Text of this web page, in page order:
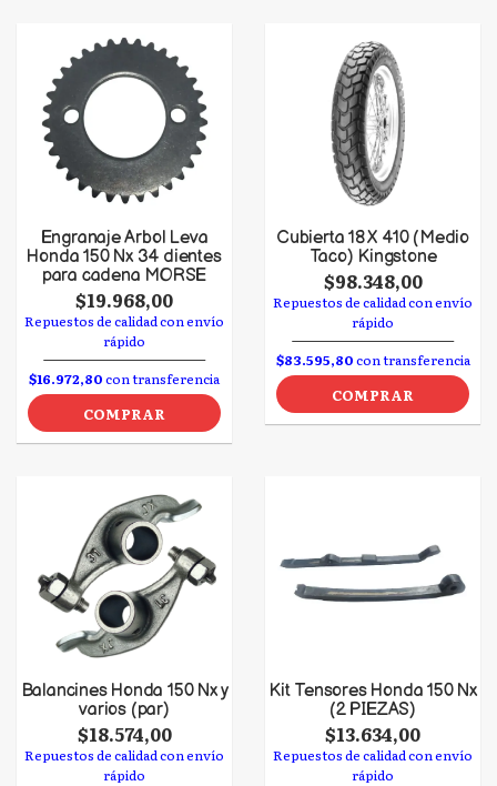
Engranaje Arbol Leva
Honda 150 Nx 34 dientes
para cadena MORSE
$19.968,00
Repuestos de calidad con envío
rápido
$16.972,80con transferencia
COMPRAR
Cubierta 18 X 410 (Medio
Taco) Kingstone
$98.348,00
Repuestos de calidad con envío
rápido
$83.595,80con transferencia
COMPRAR
Balancines Honda 150 Nx y
varios (par)
$18.574,00
Repuestos de calidad con envío
rápido
Kit Tensores Honda 150 Nx
(2 PIEZAS)
$13.634,00
Repuestos de calidad con envío
rápido